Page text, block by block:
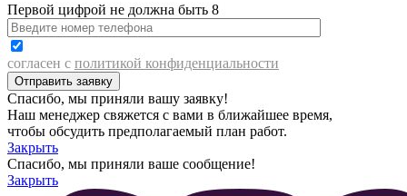
Первой цифрой не должна быть 8
согласен с политикой конфиденциальности
Спасибо, мы приняли вашу заявку!
Наш менеджер свяжется с вами в ближайшее время,
чтобы обсудить предполагаемый план работ.
Закрыть
Спасибо, мы приняли ваше сообщение!
Закрыть